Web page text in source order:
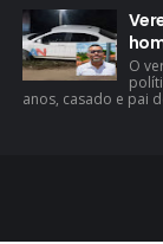
O
anos, casado e pai